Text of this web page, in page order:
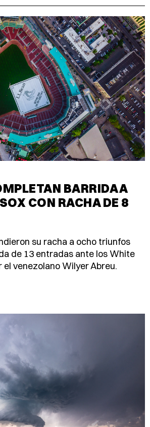
BARRIDA A
CON RACHA DE 8
su racha a ocho triunfos
de 13 entradas ante los White
el venezolano Wilyer Abreu.